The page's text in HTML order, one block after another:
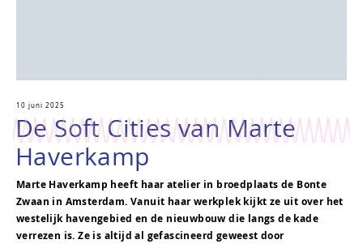
10 juni 2025
De Soft Cities van Marte
Haverkamp
Marte Haverkamp heeft haar atelier in broedplaats de Bonte
Zwaan in Amsterdam. Vanuit haar werkplek kijkt ze uit over het
westelijk havengebied en de nieuwbouw die langs de kade
verrezen is. Ze is altijd al gefascineerd geweest door